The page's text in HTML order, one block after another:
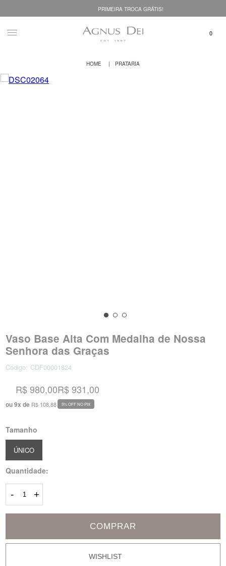
PRIMEIRA TROCA GRÁTIS!
PRATARIA
Vaso Base Alta Com Medalha de Nossa
Senhora das Graças
Código: CDF00001824
R$ 980,00
ou9x de R$ 108,88
R$ 931,00
5% OFF NO PIX
Tamanho
ÚNICO
Quantidade:
- +
COMPRAR